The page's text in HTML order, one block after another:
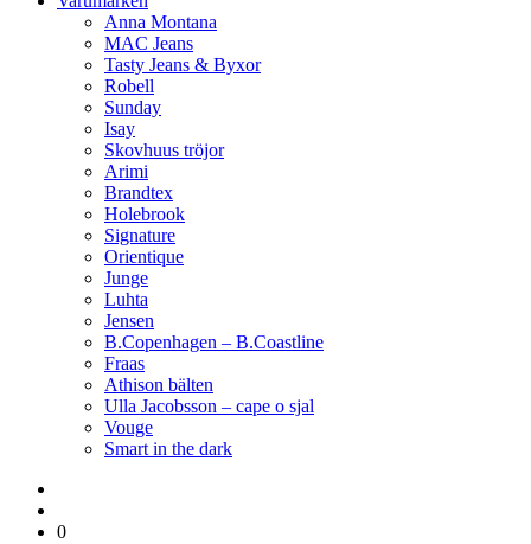
Anna Montana
MAC Jeans
Tasty Jeans & Byxor
Robell
Sunday
Isay
Skovhuus tröjor
Arimi
Brandtex
Holebrook
Signature
Orientique
Junge
Luhta
Jensen
B.Copenhagen – B.Coastline
Fraas
Athison bälten
Ulla Jacobsson – cape o sjal
Vouge
Smart in the dark
0